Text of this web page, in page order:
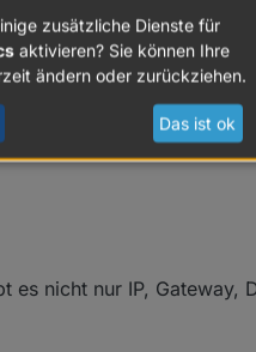
einzutragen [gelöst]-...
Bitte
und ScreenToGif https://
es nicht nur IP, Gateway,
zusätzliche Dienste für
aktivieren? Sie können Ihre
ändern oder zurückziehen.
Das ist ok